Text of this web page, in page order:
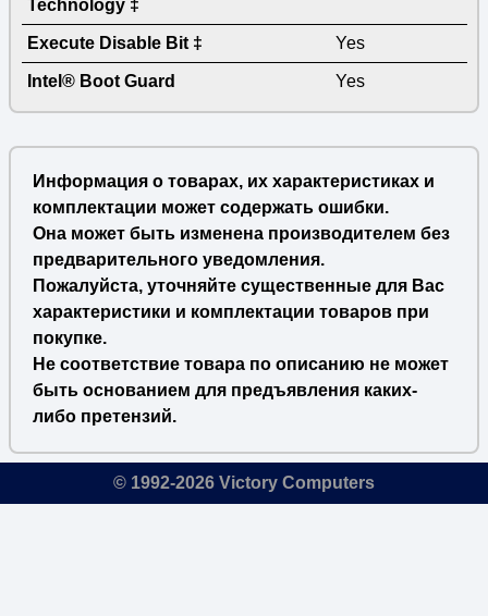
Technology ‡
Execute Disable Bit ‡ Yes
Intel® Boot Guard Yes
Информация о товарах, их характеристиках и
комплектации может содержать ошибки.
Она может быть изменена производителем без
предварительного уведомления.
Пожалуйста, уточняйте существенные для Вас
характеристики и комплектации товаров при
покупке.
Не соответствие товара по описанию не может
быть основанием для предъявления каких-
либо претензий.
© 1992-2026 Victory Computers